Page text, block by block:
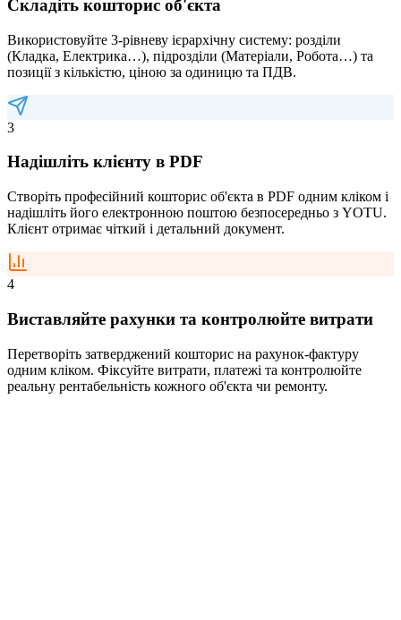
Складіть кошторис об'єкта
Використовуйте 3-рівневу ієрархічну систему: розділи
(Кладка, Електрика…), підрозділи (Матеріали, Робота…) та
позиції з кількістю, ціною за одиницю та ПДВ.
3
Надішліть клієнту в PDF
Створіть професійний кошторис об'єкта в PDF одним кліком і
надішліть його електронною поштою безпосередньо з YOTU.
Клієнт отримає чіткий і детальний документ.
4
Виставляйте рахунки та контролюйте витрати
Перетворіть затверджений кошторис на рахунок-фактуру
одним кліком. Фіксуйте витрати, платежі та контролюйте
реальну рентабельність кожного об'єкта чи ремонту.